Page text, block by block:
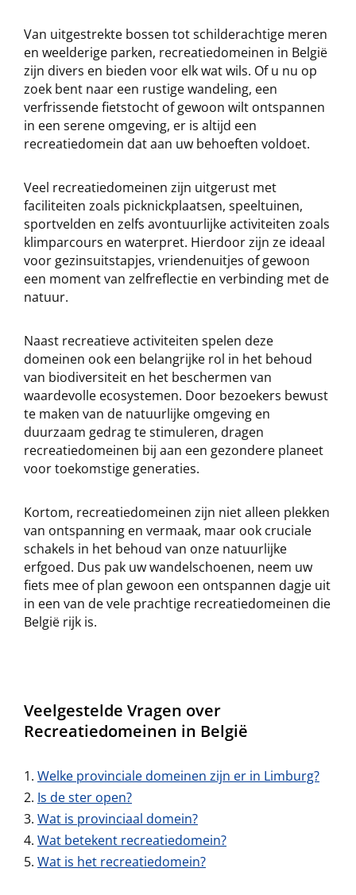
Van uitgestrekte bossen tot schilderachtige meren
en weelderige parken, recreatiedomeinen in België
zijn divers en bieden voor elk wat wils. Of u nu op
zoek bent naar een rustige wandeling, een
verfrissende fietstocht of gewoon wilt ontspannen
in een serene omgeving, er is altijd een
recreatiedomein dat aan uw behoeften voldoet.
Veel recreatiedomeinen zijn uitgerust met
faciliteiten zoals picknickplaatsen, speeltuinen,
sportvelden en zelfs avontuurlijke activiteiten zoals
klimparcours en waterpret. Hierdoor zijn ze ideaal
voor gezinsuitstapjes, vriendenuitjes of gewoon
een moment van zelfreflectie en verbinding met de
natuur.
Naast recreatieve activiteiten spelen deze
domeinen ook een belangrijke rol in het behoud
van biodiversiteit en het beschermen van
waardevolle ecosystemen. Door bezoekers bewust
te maken van de natuurlijke omgeving en
duurzaam gedrag te stimuleren, dragen
recreatiedomeinen bij aan een gezondere planeet
voor toekomstige generaties.
Kortom, recreatiedomeinen zijn niet alleen plekken
van ontspanning en vermaak, maar ook cruciale
schakels in het behoud van onze natuurlijke
erfgoed. Dus pak uw wandelschoenen, neem uw
fiets mee of plan gewoon een ontspannen dagje uit
in een van de vele prachtige recreatiedomeinen die
België rijk is.
Veelgestelde Vragen over
Recreatiedomeinen in België
Welke provinciale domeinen zijn er in Limburg?
Is de ster open?
Wat is provinciaal domein?
Wat betekent recreatiedomein?
Wat is het recreatiedomein?